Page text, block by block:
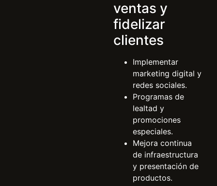
ventas y
fidelizar
clientes
Implementar
marketing digital y
redes sociales.
Programas de
lealtad y
promociones
especiales.
Mejora continua
de infraestructura
y presentación de
productos.